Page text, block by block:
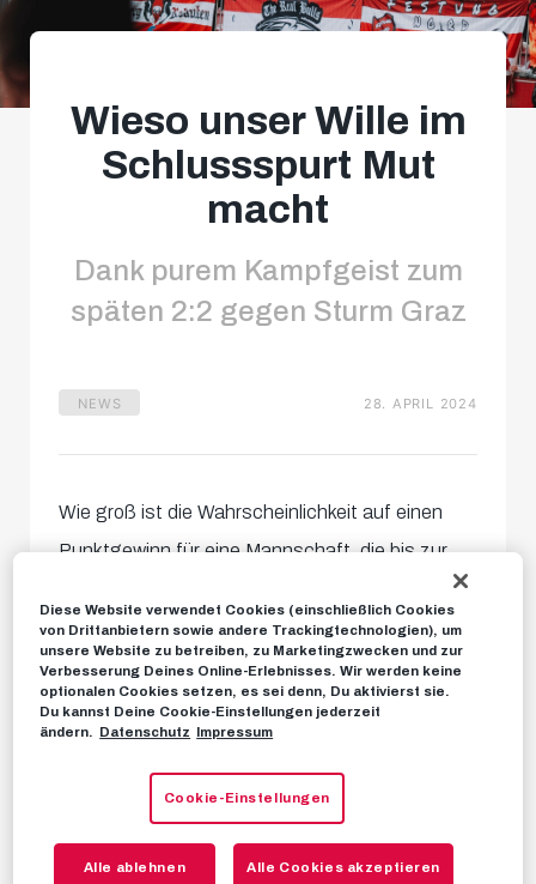
Wieso unser Wille im
Schlussspurt Mut
macht
Dank purem Kampfgeist zum
späten 2:2 gegen Sturm Graz
NEWS 28. APRIL 2024
Wie groß ist die Wahrscheinlichkeit auf einen
Punktgewinn für eine Mannschaft, die bis zur
Vermutlich würden viele behaupten: Geringer
geht’s kaum. Dass diesenahezu unmögliche
Aufgabe aber möglich gemacht
werden kann,
haben unsere Burschen im Spitzenspiel gegen
den SK Sturm Graz bewiesen. Auch nicht ganz
unbedeutend –durch das 2:2 entscheiden wir
Diese Website verwendet Cookies (einschließlich Cookies
von Drittanbietern sowie andere Trackingtechnologien), um
unsere Website zu betreiben, zu Marketingzwecken und zur
Verbesserung Deines Online-Erlebnisses. Wir werden keine
optionalen Cookies setzen, es sei denn, Du aktivierst sie.
Du kannst Deine Cookie-Einstellungen jederzeit
ändern. Datenschutz Impressum
Cookie-Einstellungen
Alle ablehnen Alle Cookies akzeptieren